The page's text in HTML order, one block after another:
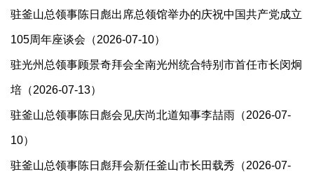
驻釜山总领事陈日彪出席总领馆举办的庆祝中国共产党成立
105周年座谈会（2026-07-10）
驻光州总领事顾景奇拜会全南光州统合特别市首任市长闵炯
培（2026-07-13）
驻釜山总领事陈日彪会见庆尚北道知事李喆雨（2026-07-
10）
驻釜山总领事陈日彪拜会新任釜山市长田载秀（2026-07-